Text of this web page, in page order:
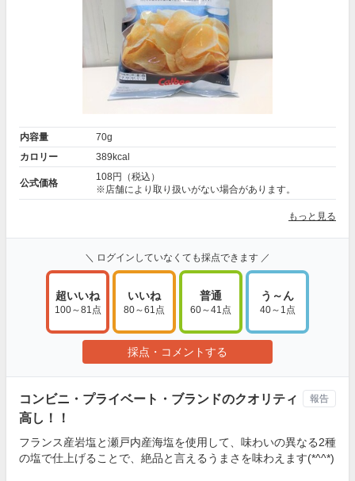
内容量
70g
カロリー
389kcal
公式価格
108円（税込）
※店舗により取り扱いがない場合があります。
もっと見る
＼ ログインしていなくても採点できます ／
超いいね
100～81点
いいね
80～61点
普通
60～41点
う～ん
40～1点
採点・コメントする
コンビニ・プライベート・ブランドのクオリティ
高し！！
フランス産岩塩と瀬戸内産海塩を使用して、味わいの異なる2種
の塩で仕上げることで、絶品と言えるうまさを味わえます(*^^*)
報告